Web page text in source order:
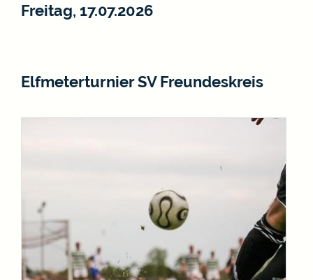
Freitag, 17.07.2026
Elfmeterturnier SV Freundeskreis